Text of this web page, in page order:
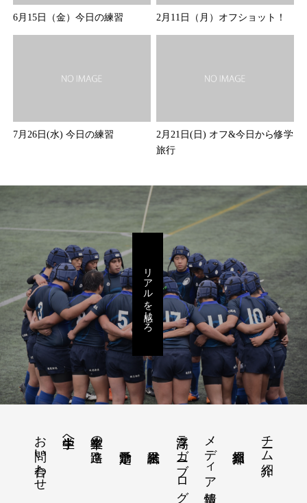
6月15日（金）今日の練習 2月11日（月）オフショット！
7月26日(水) 今日の練習
2月21日(日) オフ&今日から修学
旅行
リアルを感じろ
チーム紹介
メディア情報
浮高ラガー（ブログ）
卒業生の進路
中学生へ
お問い合わせ